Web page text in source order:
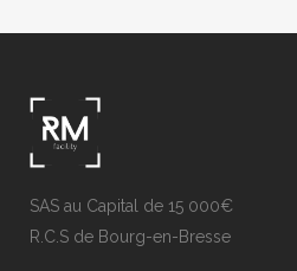
SAS au Capital de 15 000€
R.C.S de Bourg-en-Bresse